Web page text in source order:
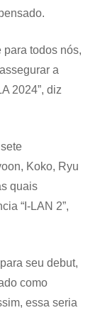
para todos nós,
a
2024”, diz
Koko, Ryu
quais
“I-LAN 2”,
seu debut,
como
essa seria